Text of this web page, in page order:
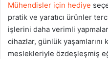
Mühendisler için hediye
pratik ve yaratıcı ürünler
işlerini daha verimli
cihazlar, günlük yaşamlarını
meslekleriyle özdeşleşmiş